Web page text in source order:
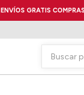
ENVÍOS GRATIS